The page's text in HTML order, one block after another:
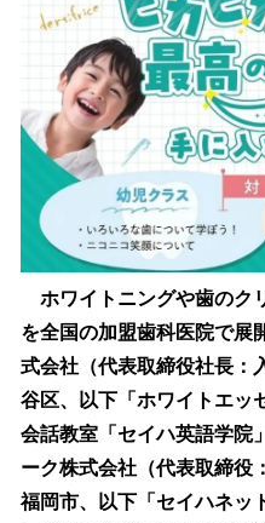
込
で
す
ホワイトニングや歯のク
を全国の加盟歯科医院で展
式会社（代表取締役社長：
谷区、以下「ホワイトエッ
会話教室「セイハ英語学院
ーク株式会社（代表取締役
福岡市、以下「セイハネッ